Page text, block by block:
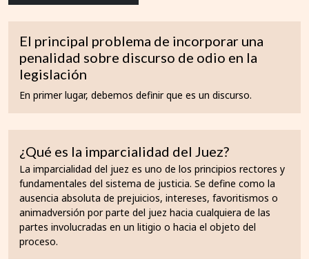
El principal problema de incorporar una
penalidad sobre discurso de odio en la
legislación
En primer lugar, debemos definir que es un discurso.
¿Qué es la imparcialidad del Juez?
La imparcialidad del juez es uno de los principios rectores y
fundamentales del sistema de justicia. Se define como la
ausencia absoluta de prejuicios, intereses, favoritismos o
animadversión por parte del juez hacia cualquiera de las
partes involucradas en un litigio o hacia el objeto del
proceso.